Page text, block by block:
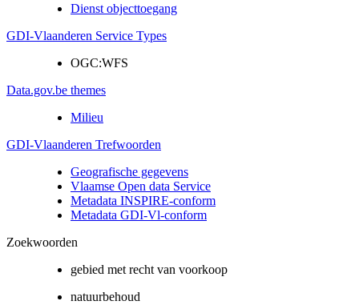
Dienst objecttoegang
GDI-Vlaanderen Service Types
OGC:WFS
Data.gov.be themes
Milieu
GDI-Vlaanderen Trefwoorden
Geografische gegevens
Vlaamse Open data Service
Metadata INSPIRE-conform
Metadata GDI-Vl-conform
Zoekwoorden
gebied met recht van voorkoop
natuurbehoud